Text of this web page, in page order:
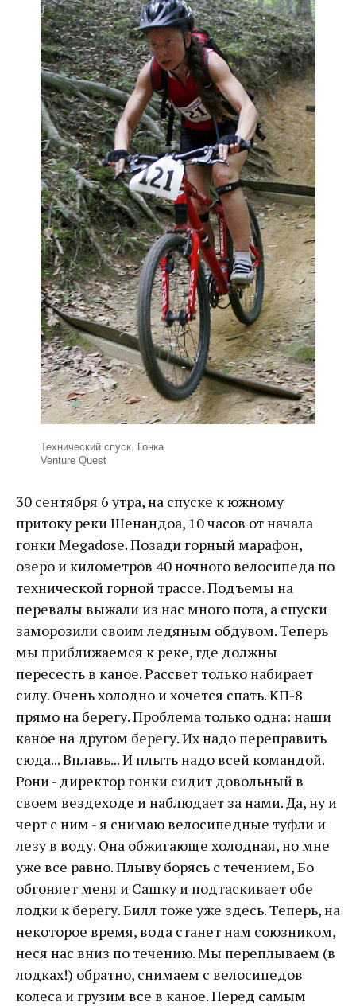
Технический спуск. Гонка
Venture Quest
30 сентября 6 утра, на спуске к южному
притоку реки Шенандоа, 10 часов от начала
гонки Megadose. Позади горный марафон,
озеро и километров 40 ночного велосипеда по
технической горной трассе. Подъемы на
перевалы выжали из нас много пота, а спуски
заморозили своим ледяным обдувом. Теперь
мы приближаемся к реке, где должны
пересесть в каное. Рассвет только набирает
силу. Очень холодно и хочется спать. КП-8
прямо на берегу. Проблема только одна: наши
каное на другом берегу. Их надо переправить
сюда... Вплавь... И плыть надо всей командой.
Рони - директор гонки сидит довольный в
своем вездеходе и наблюдает за нами. Да, ну и
черт с ним - я снимаю велосипедные туфли и
лезу в воду. Она обжигающе холодная, но мне
уже все равно. Плыву борясь с течением, Бо
обгоняет меня и Сашку и подтаскивает обе
лодки к берегу. Билл тоже уже здесь. Теперь, на
некоторое время, вода станет нам союзником,
неся нас вниз по течению. Мы переплываем (в
лодках!) обратно, снимаем с велосипедов
колеса и грузим все в каное. Перед самым